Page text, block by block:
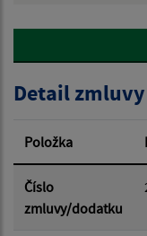
Hľadať v:
Dátum od:
Detail zmluvy
Položka
Číslo
zmluvy/dodatku